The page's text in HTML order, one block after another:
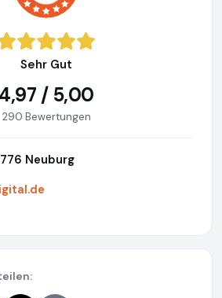
Sehr Gut
4,97 / 5,00
290 Bewertungen
Neuburg